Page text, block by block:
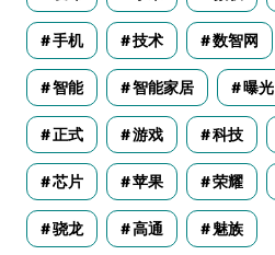
手机 技术 数智网
智能 智能家居 曝光
正式 游戏 科技
芯片 苹果 荣耀
骁龙 高通 魅族